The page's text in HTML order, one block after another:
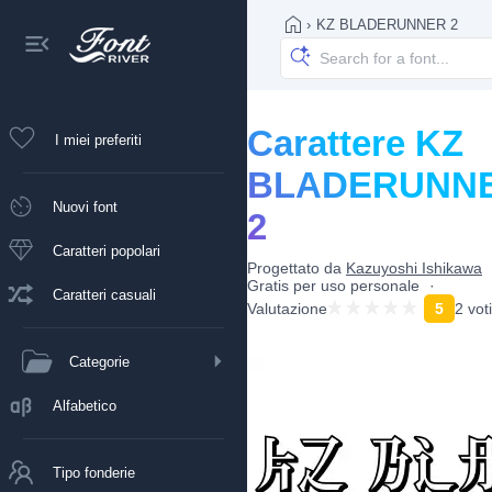
I miei preferiti
Nuovi font
Caratteri popolari
Caratteri casuali
Categorie
Alfabetico
Tipo fonderie
› KZ BLADERUNNER 2
Carattere KZ
2
Progettato da Kazuyoshi Ishikawa
Gratis per uso personale
Valutazione
5 2 voti